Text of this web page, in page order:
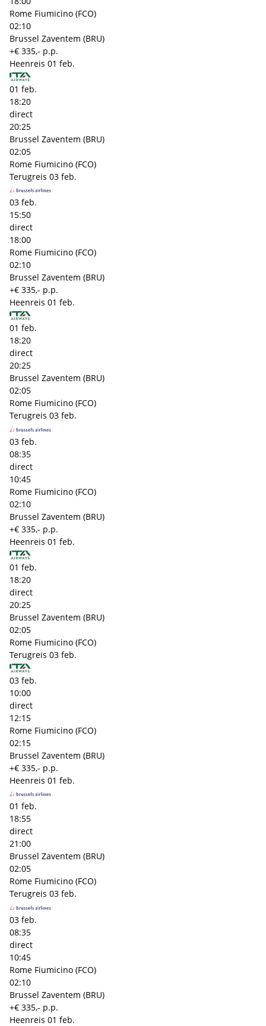
Rome Fiumicino (FCO)
02:10
Brussel Zaventem (BRU)
+€ 335,- p.p.
Heenreis 01 feb.
01 feb.
18:20
direct
20:25
Brussel Zaventem (BRU)
02:05
Rome Fiumicino (FCO)
Terugreis 03 feb.
03 feb.
15:50
direct
18:00
Rome Fiumicino (FCO)
02:10
Brussel Zaventem (BRU)
+€ 335,- p.p.
Heenreis 01 feb.
01 feb.
18:20
direct
20:25
Brussel Zaventem (BRU)
02:05
Rome Fiumicino (FCO)
Terugreis 03 feb.
03 feb.
08:35
direct
10:45
Rome Fiumicino (FCO)
02:10
Brussel Zaventem (BRU)
+€ 335,- p.p.
Heenreis 01 feb.
01 feb.
18:20
direct
20:25
Brussel Zaventem (BRU)
02:05
Rome Fiumicino (FCO)
Terugreis 03 feb.
03 feb.
10:00
direct
12:15
Rome Fiumicino (FCO)
02:15
Brussel Zaventem (BRU)
+€ 335,- p.p.
Heenreis 01 feb.
01 feb.
18:55
direct
21:00
Brussel Zaventem (BRU)
02:05
Rome Fiumicino (FCO)
Terugreis 03 feb.
03 feb.
08:35
direct
10:45
Rome Fiumicino (FCO)
02:10
Brussel Zaventem (BRU)
+€ 335,- p.p.
Heenreis 01 feb.